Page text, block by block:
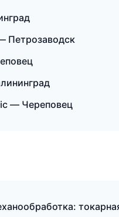
Петрозаводск
— Череповец